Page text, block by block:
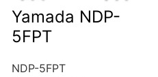
Yamada NDP-
5FPT
NDP-5FPT